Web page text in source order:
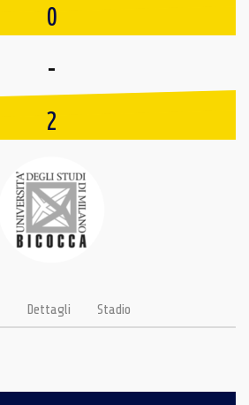
0
-
2
Dettagli Stadio